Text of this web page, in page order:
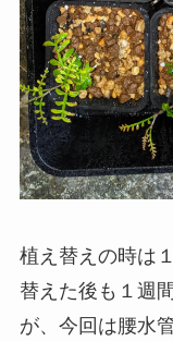
植え替えの時は
替えた後も１週
が、今回は腰水